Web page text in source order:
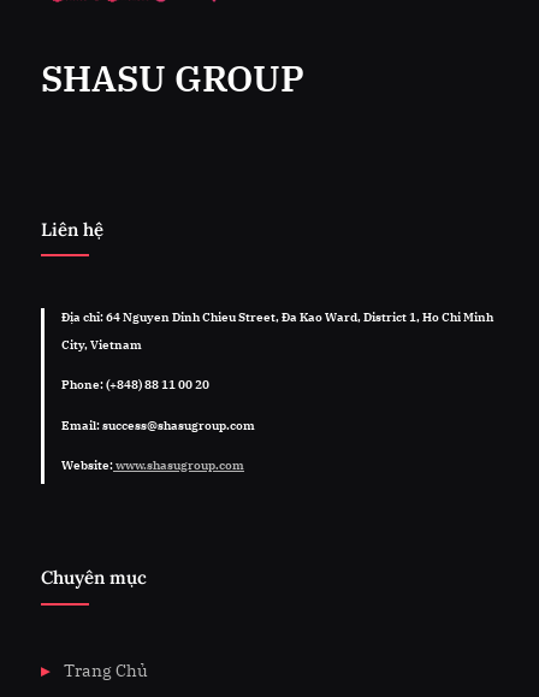
SHASU GROUP
Liên hệ
Địa chỉ: 64 Nguyen Dinh Chieu Street, Đa Kao Ward, District 1, Ho Chi Minh
City, Vietnam
Phone: (+848) 88 11 00 20
Email: success@shasugroup.com
Website:www.shasugroup.com
Chuyên mục
Trang Chủ